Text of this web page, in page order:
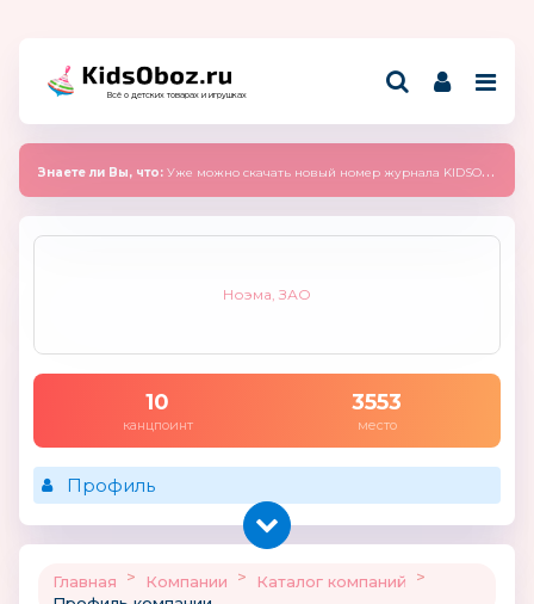
Всё о детских товарах и игрушках
Знаете ли Вы, что: Уже можно скачать новый номер журнала KIDSOBOZ 2025 (сентябрь)
Ноэма, ЗАО
10
канцпоинт
3553
место
Профиль
Главная > Компании > Каталог компаний
>